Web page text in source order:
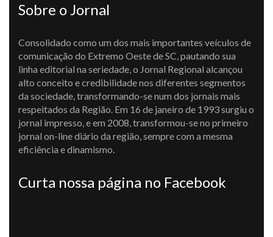
Sobre o Jornal
Consolidado como um dos mais importantes veículos de
comunicação do Extremo Oeste de SC, pautando sua
linha editorial na seriedade, o Jornal Regional alcançou
alto conceito e credibilidade nos diferentes segmentos
da sociedade, transformando-se num dos jornais mais
respeitados da Região. Em 16 de janeiro de 1993 surgiu o
jornal impresso, e em 2008, transformou-se no primeiro
jornal on-line diário da região, sempre com a mesma
eficiência e dinamismo.
Curta nossa página no Facebook